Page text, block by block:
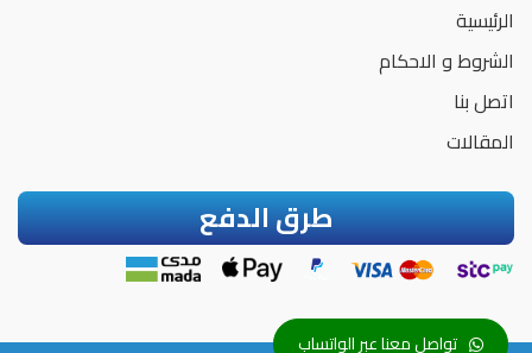
الرئيسية
الشروط و الاحكام
اتصل بنا
المقالات
طرق الدفع
تواصل معنا عبر الواتساب